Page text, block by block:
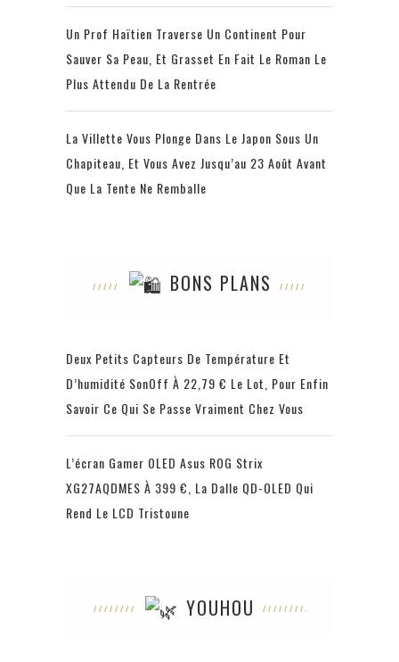
Un Prof Haïtien Traverse Un Continent Pour
Sauver Sa Peau, Et Grasset En Fait Le Roman Le
Plus Attendu De La Rentrée
La Villette Vous Plonge Dans Le Japon Sous Un
Chapiteau, Et Vous Avez Jusqu’au 23 Août Avant
Que La Tente Ne Remballe
BONS PLANS
Deux Petits Capteurs De Température Et
D’humidité SonOff À 22,79 € Le Lot, Pour Enfin
Savoir Ce Qui Se Passe Vraiment Chez Vous
L’écran Gamer OLED Asus ROG Strix
XG27AQDMES À 399 €, La Dalle QD-OLED Qui
Rend Le LCD Tristoune
YOUHOU